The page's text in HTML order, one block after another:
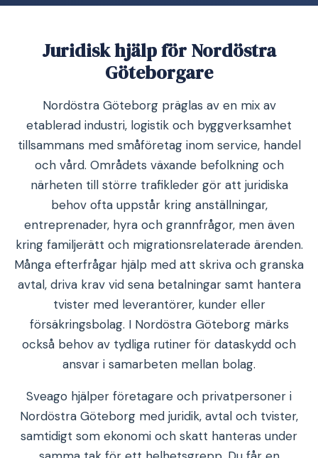
Juridisk hjälp för Nordöstra
Göteborgare
Nordöstra Göteborg präglas av en mix av
etablerad industri, logistik och byggverksamhet
tillsammans med småföretag inom service, handel
och vård. Områdets växande befolkning och
närheten till större trafikleder gör att juridiska
behov ofta uppstår kring anställningar,
entreprenader, hyra och grannfrågor, men även
kring familjerätt och migrationsrelaterade ärenden.
Många efterfrågar hjälp med att skriva och granska
avtal, driva krav vid sena betalningar samt hantera
tvister med leverantörer, kunder eller
försäkringsbolag. I Nordöstra Göteborg märks
också behov av tydliga rutiner för dataskydd och
ansvar i samarbeten mellan bolag.
Sveago hjälper företagare och privatpersoner i
Nordöstra Göteborg med juridik, avtal och tvister,
samtidigt som ekonomi och skatt hanteras under